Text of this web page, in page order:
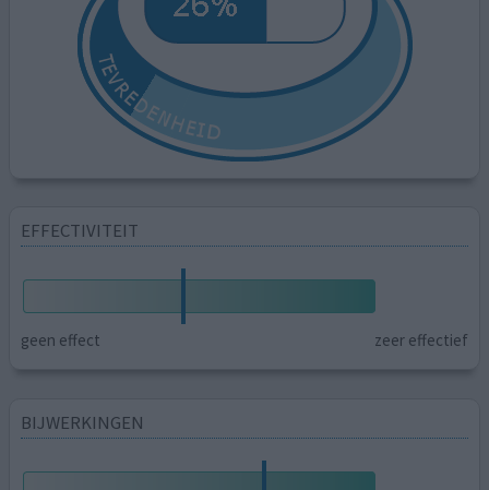
EFFECTIVITEIT
geen effect zeer effectief
BIJWERKINGEN